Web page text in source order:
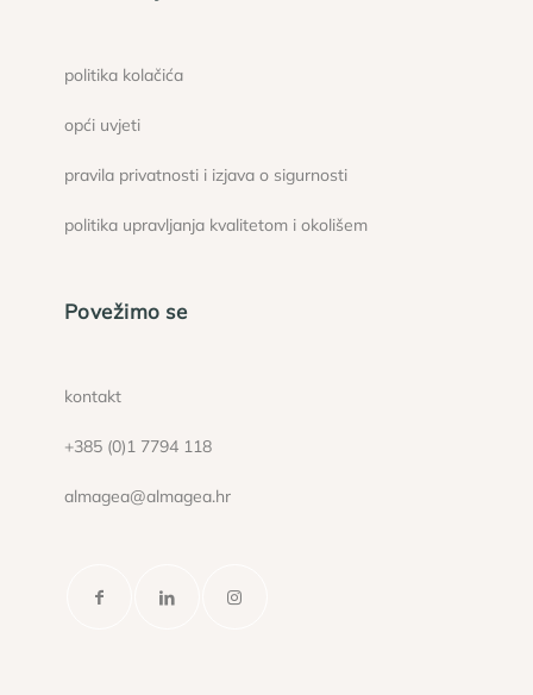
politika kolačića
opći uvjeti
pravila privatnosti i izjava o sigurnosti
politika upravljanja kvalitetom i okolišem
Povežimo se
kontakt
+385 (0)1 7794 118
almagea@almagea.hr